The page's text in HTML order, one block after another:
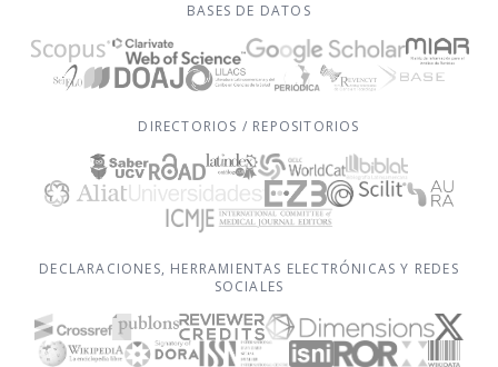
BASES DE DATOS
DIRECTORIOS / REPOSITORIOS
DECLARACIONES, HERRAMIENTAS ELECTRÓNICAS Y REDES
SOCIALES